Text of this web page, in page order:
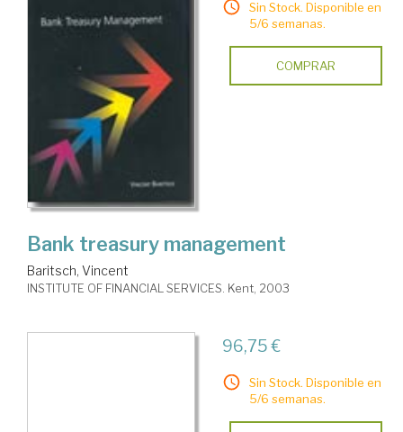
Sin Stock. Disponible en
5/6 semanas.
COMPRAR
Bank treasury management
Baritsch, Vincent
INSTITUTE OF FINANCIAL SERVICES. Kent, 2003
96,75 €
Sin Stock. Disponible en
5/6 semanas.